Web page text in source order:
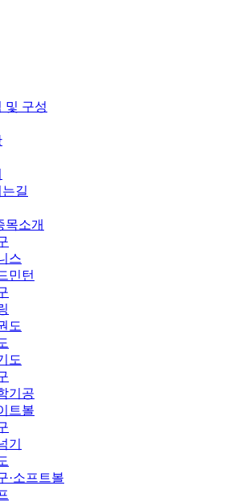
및 구성
길
목소개
스
민턴
도
도
기공
트볼
기
·소프트볼